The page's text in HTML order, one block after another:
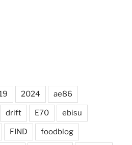
2024 ae86
drift E70 ebisu
FIND foodblog